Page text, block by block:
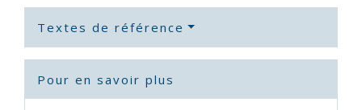
Textes de référence
Pour en savoir plus